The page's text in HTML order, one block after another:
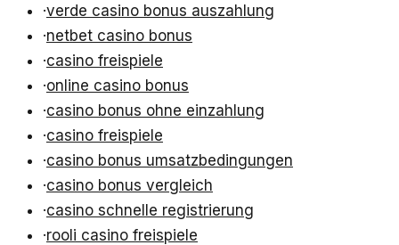
·verde casino bonus auszahlung
·netbet casino bonus
·casino freispiele
·online casino bonus
·casino bonus ohne einzahlung
·casino freispiele
·casino bonus umsatzbedingungen
·casino bonus vergleich
·casino schnelle registrierung
·rooli casino freispiele